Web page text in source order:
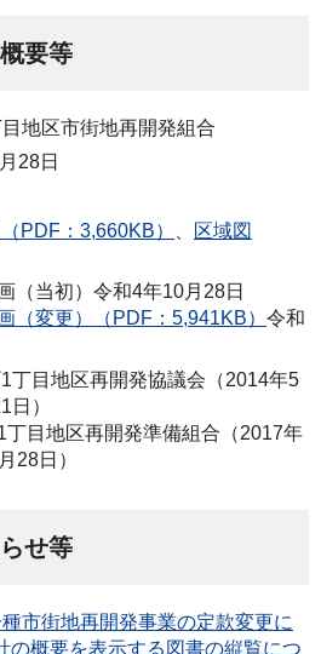
要等
地区市街地再開発組合
28日
PDF：3,660KB）
区域図
（当初）令和4年10月28日
（変更）（PDF：5,941KB） 令和
丁目地区再開発協議会（2014年5
日）
再開発準備組合（2017年
28日）
せ等
市街地再開発事業の定款変更に
の概要を表示する図書の縦覧につ